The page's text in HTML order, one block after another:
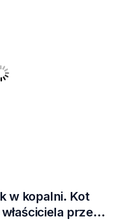
w kopalni. Kot
przed